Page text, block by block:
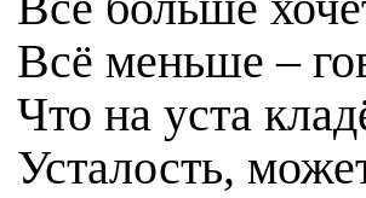
Всё меньше –
Что на уста
Усталость,